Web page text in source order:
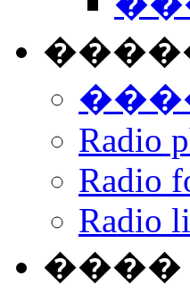
Radio
Radio
Radio
����